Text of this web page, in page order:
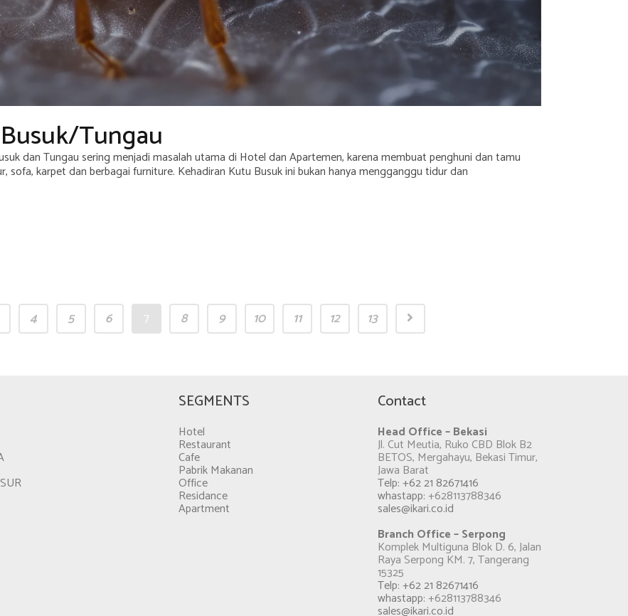
Tungau
dan Tungau sering menjadi masalah utama di Hotel dan Apartemen, karena membuat penghuni dan tamu
sofa, karpet dan berbagai furniture. Kehadiran Kutu Busuk ini bukan hanya mengganggu tidur dan
4 5 6 7 8 9 10 11 12 13
SEGMENTS
Hotel
Restaurant
Cafe
Pabrik Makanan
Office
Residance
Apartment
Contact
Head Office – Bekasi
Jl. Cut Meutia, Ruko CBD Blok B2
BETOS, Mergahayu, Bekasi Timur,
Jawa Barat
Telp: +62 21 82671416
whastapp:+628113788346
sales@ikari.co.id
Branch Office – Serpong
Komplek Multiguna Blok D. 6, Jalan
Raya Serpong KM. 7, Tangerang
15325
Telp: +62 21 82671416
whastapp:+628113788346
sales@ikari.co.id